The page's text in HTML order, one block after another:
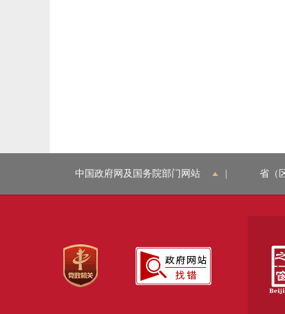
中国政府网及国务院部门网站 省（